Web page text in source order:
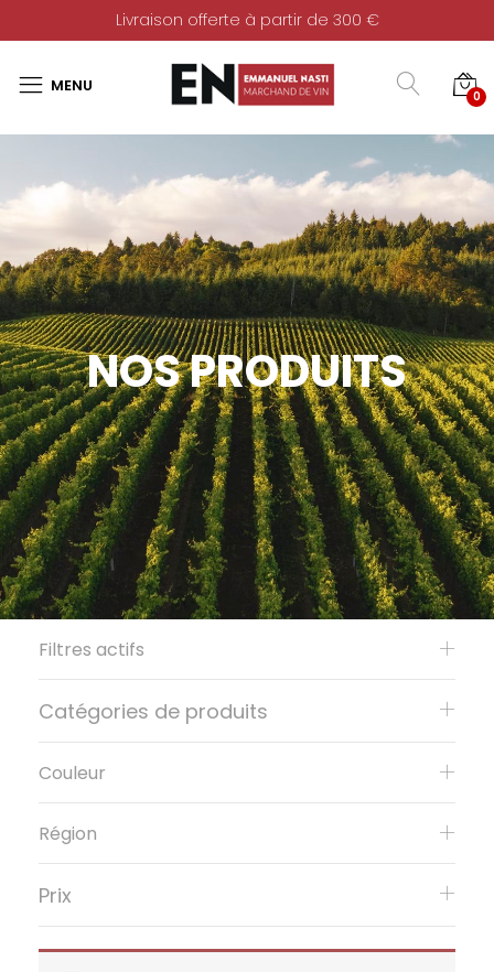
Livraison offerte à partir de 300 €
0
NOS PRODUITS
Filtres actifs
Catégories de produits
Couleur
Région
Prix